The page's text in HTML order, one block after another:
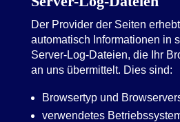
Der Provider der Seiten
automatisch Informationen in
Server-Log-Dateien, die Ihr
an uns übermittelt. Dies sind:
Browsertyp und
verwendetes